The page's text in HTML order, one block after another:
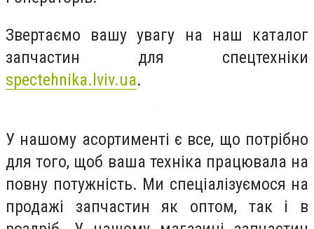
Звертаємо вашу увагу на наш каталог
запчастин для спецтехніки
spectehnika.lviv.ua.
У нашому асортименті є все, що потрібно
для того, щоб ваша техніка працювала на
повну потужність. Ми спеціалізуємося на
продажі запчастин як оптом, так і в